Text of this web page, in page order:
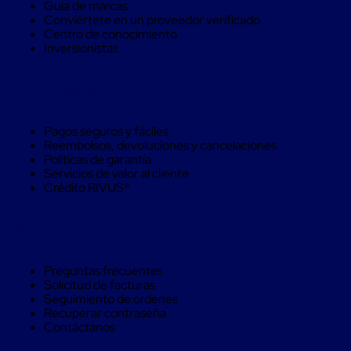
trinca
Hebillas
para
Fleje
trinca
Trinca
de
poliester
alta
Alambre
de
PET
Mallas
envolventes
Mallas
Guía de marcas
Conviértete en un proveedor verificado
Centro de conocimiento
Inversionistas
Pagos seguros y fáciles
Reembolsos, devoluciones y cancelaciones
Políticas de garantía
Servicios de valor al cliente
Crédito RIVUS®
Preguntas frecuentes
Solicitud de facturas
Seguimiento de ordenes
Recuperar contraseña
Contáctanos